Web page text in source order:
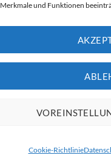
und Funktionen
Cookie-Richtlinie